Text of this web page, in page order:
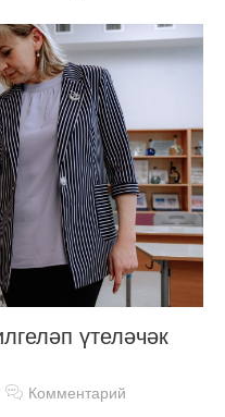
үтеләчәк
Комментарий